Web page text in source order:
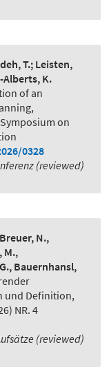
T.; Leisten,
Alberts, K.
of an
,
on
0328
(reviewed)
N.,
M.,
Bauernhansl,
und Definition,
NR. 4
(reviewed)